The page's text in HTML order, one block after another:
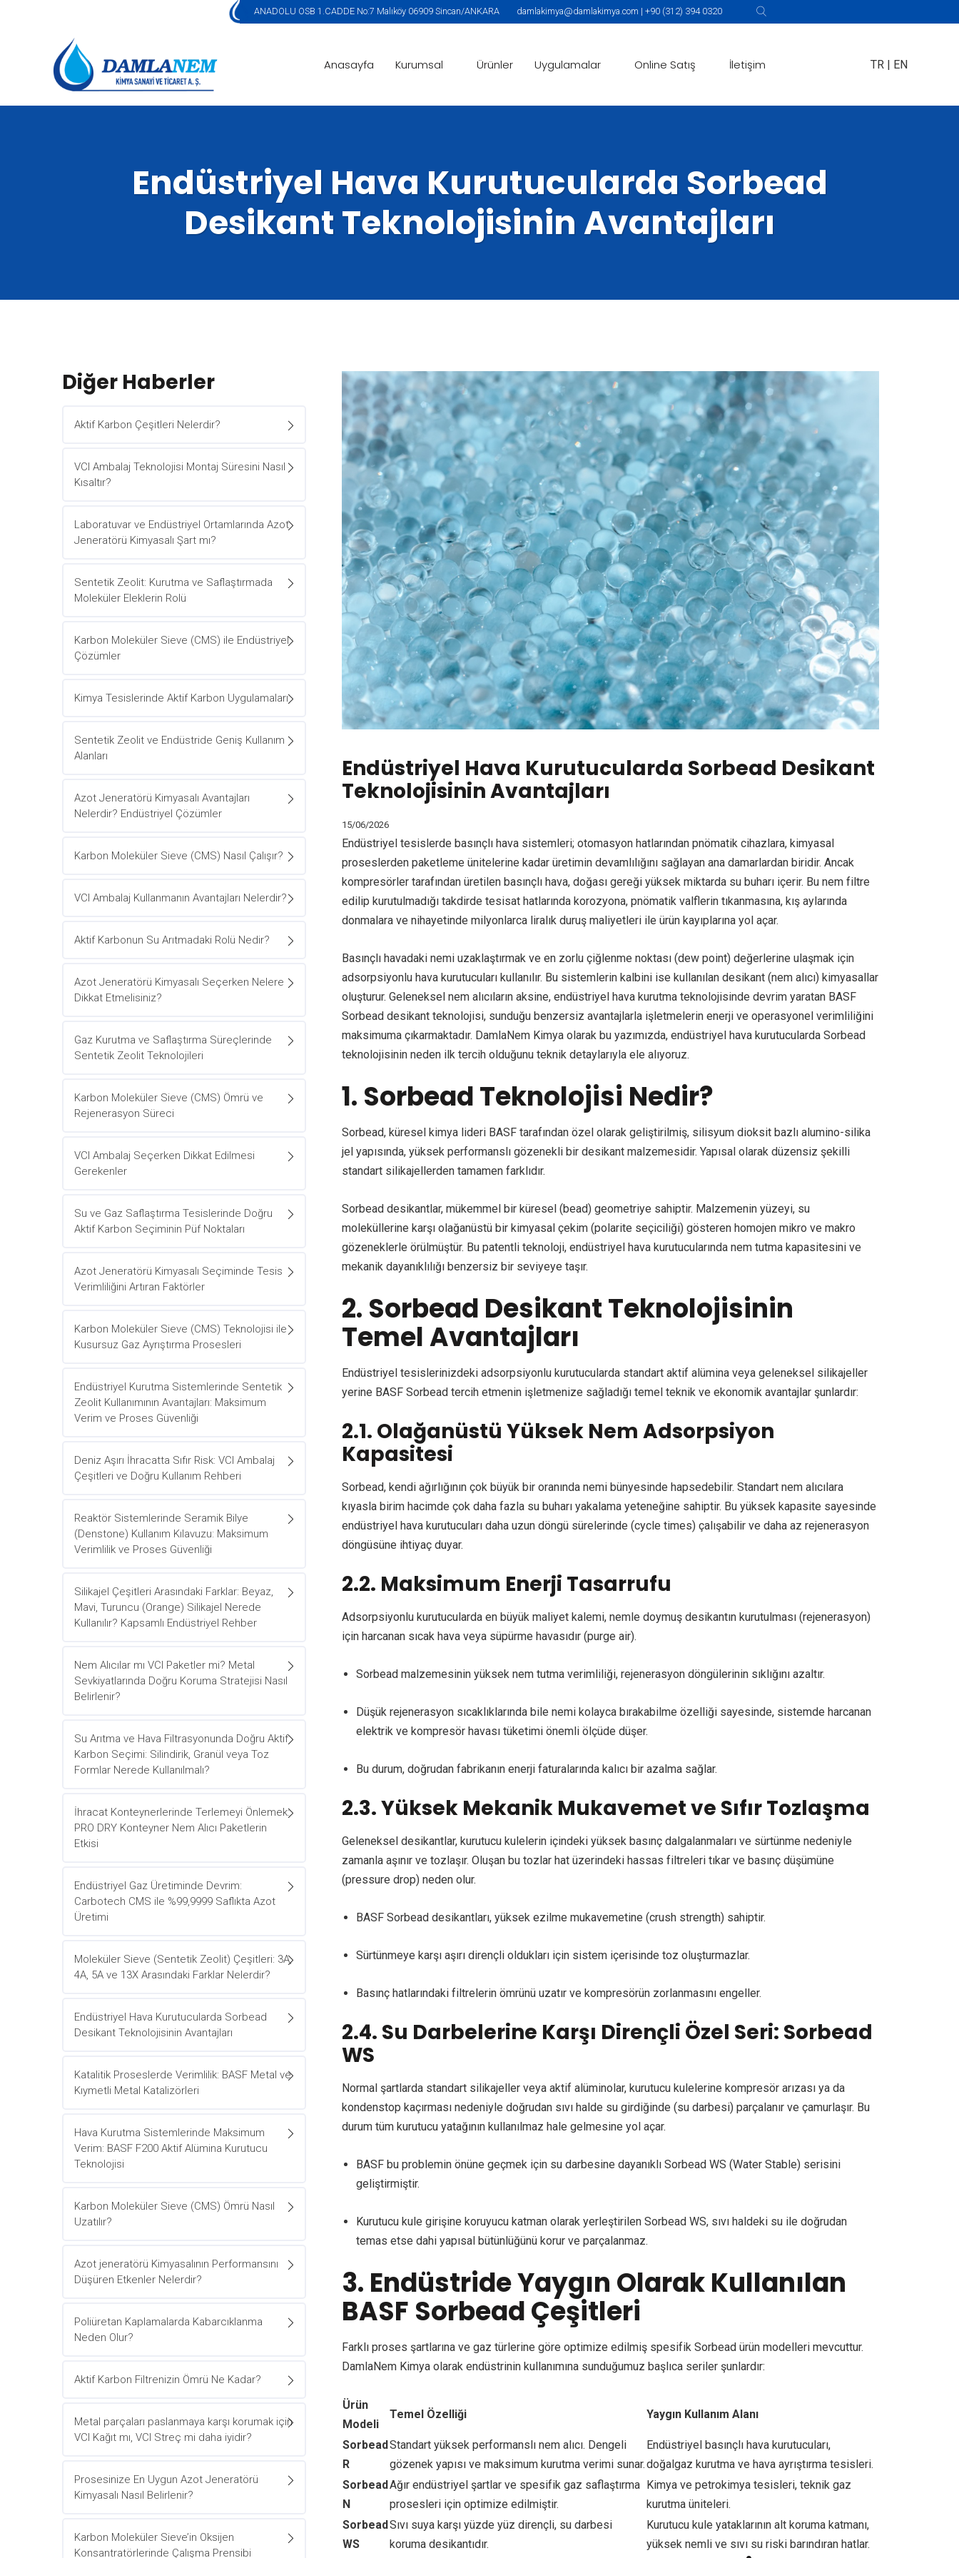
ANADOLU OSB 1.CADDE No:7 Malıköy 06909 Sincan/ANKARA damlakimya@damlakimya.com | +90 (312) 394 0320
Anasayfa Kurumsal Ürünler Uygulamalar Online Satış İletişim TR| EN
Endüstriyel Hava Kurutucularda Sorbead
Desikant Teknolojisinin Avantajları
Diğer Haberler
Aktif Karbon Çeşitleri Nelerdir?
VCI Ambalaj Teknolojisi Montaj Süresini Nasıl
Kısaltır?
Laboratuvar ve Endüstriyel Ortamlarında Azot
Jeneratörü Kimyasalı Şart mı?
Sentetik Zeolit: Kurutma ve Saflaştırmada
Moleküler Eleklerin Rolü
Karbon Moleküler Sieve (CMS) ile Endüstriyel
Çözümler
Kimya Tesislerinde Aktif Karbon Uygulamaları
Sentetik Zeolit ve Endüstride Geniş Kullanım
Alanları
Azot Jeneratörü Kimyasalı Avantajları
Nelerdir? Endüstriyel Çözümler
Karbon Moleküler Sieve (CMS) Nasıl Çalışır?
VCI Ambalaj Kullanmanın Avantajları Nelerdir?
Aktif Karbonun Su Arıtmadaki Rolü Nedir?
Azot Jeneratörü Kimyasalı Seçerken Nelere
Dikkat Etmelisiniz?
Gaz Kurutma ve Saflaştırma Süreçlerinde
Sentetik Zeolit Teknolojileri
Karbon Moleküler Sieve (CMS) Ömrü ve
Rejenerasyon Süreci
VCI Ambalaj Seçerken Dikkat Edilmesi
Gerekenler
Su ve Gaz Saflaştırma Tesislerinde Doğru
Aktif Karbon Seçiminin Püf Noktaları
Azot Jeneratörü Kimyasalı Seçiminde Tesis
Verimliliğini Artıran Faktörler
Karbon Moleküler Sieve (CMS) Teknolojisi ile
Kusursuz Gaz Ayrıştırma Prosesleri
Endüstriyel Kurutma Sistemlerinde Sentetik
Zeolit Kullanımının Avantajları: Maksimum
Verim ve Proses Güvenliği
Deniz Aşırı İhracatta Sıfır Risk: VCI Ambalaj
Çeşitleri ve Doğru Kullanım Rehberi
Reaktör Sistemlerinde Seramik Bilye
(Denstone) Kullanım Kılavuzu: Maksimum
Verimlilik ve Proses Güvenliği
Silikajel Çeşitleri Arasındaki Farklar: Beyaz,
Mavi, Turuncu (Orange) Silikajel Nerede
Kullanılır? Kapsamlı Endüstriyel Rehber
Nem Alıcılar mı VCI Paketler mi? Metal
Sevkiyatlarında Doğru Koruma Stratejisi Nasıl
Belirlenir?
Su Arıtma ve Hava Filtrasyonunda Doğru Aktif
Karbon Seçimi: Silindirik, Granül veya Toz
Formlar Nerede Kullanılmalı?
İhracat Konteynerlerinde Terlemeyi Önlemek:
PRO DRY Konteyner Nem Alıcı Paketlerin
Etkisi
Endüstriyel Gaz Üretiminde Devrim:
Carbotech CMS ile %99,9999 Saflıkta Azot
Üretimi
Moleküler Sieve (Sentetik Zeolit) Çeşitleri: 3A,
4A, 5A ve 13X Arasındaki Farklar Nelerdir?
Endüstriyel Hava Kurutucularda Sorbead
Desikant Teknolojisinin Avantajları
Katalitik Proseslerde Verimlilik: BASF Metal ve
Kıymetli Metal Katalizörleri
Hava Kurutma Sistemlerinde Maksimum
Verim: BASF F200 Aktif Alümina Kurutucu
Teknolojisi
Karbon Moleküler Sieve (CMS) Ömrü Nasıl
Uzatılır?
Azot jeneratörü Kimyasalının Performansını
Düşüren Etkenler Nelerdir?
Poliüretan Kaplamalarda Kabarcıklanma
Neden Olur?
Aktif Karbon Filtrenizin Ömrü Ne Kadar?
Metal parçaları paslanmaya karşı korumak için
VCI Kağıt mı, VCI Streç mi daha iyidir?
Prosesinize En Uygun Azot Jeneratörü
Kimyasalı Nasıl Belirlenir?
Karbon Moleküler Sieve’in Oksijen
Konsantratörlerinde Çalışma Prensibi
Endüstriyel Hava Kurutucularda Sorbead Desikant
Teknolojisinin Avantajları
15/06/2026
Endüstriyel tesislerde basınçlı hava sistemleri; otomasyon hatlarından pnömatik cihazlara, kimyasal
proseslerden paketleme ünitelerine kadar üretimin devamlılığını sağlayan ana damarlardan biridir. Ancak
kompresörler tarafından üretilen basınçlı hava, doğası gereği yüksek miktarda su buharı içerir. Bu nem filtre
edilip kurutulmadığı takdirde tesisat hatlarında korozyona, pnömatik valflerin tıkanmasına, kış aylarında
donmalara ve nihayetinde milyonlarca liralık duruş maliyetleri ile ürün kayıplarına yol açar.
Basınçlı havadaki nemi uzaklaştırmak ve en zorlu çiğlenme noktası (dew point) değerlerine ulaşmak için
adsorpsiyonlu hava kurutucuları kullanılır. Bu sistemlerin kalbini ise kullanılan desikant (nem alıcı) kimyasallar
oluşturur. Geleneksel nem alıcıların aksine, endüstriyel hava kurutma teknolojisinde devrim yaratan BASF
Sorbead desikant teknolojisi, sunduğu benzersiz avantajlarla işletmelerin enerji ve operasyonel verimliliğini
maksimuma çıkarmaktadır. DamlaNem Kimya olarak bu yazımızda, endüstriyel hava kurutucularda Sorbead
teknolojisinin neden ilk tercih olduğunu teknik detaylarıyla ele alıyoruz.
1. Sorbead Teknolojisi Nedir?
Sorbead, küresel kimya lideri BASF tarafından özel olarak geliştirilmiş, silisyum dioksit bazlı alumino-silika
jel yapısında, yüksek performanslı gözenekli bir desikant malzemesidir. Yapısal olarak düzensiz şekilli
standart silikajellerden tamamen farklıdır.
Sorbead desikantlar, mükemmel bir küresel (bead) geometriye sahiptir. Malzemenin yüzeyi, su
moleküllerine karşı olağanüstü bir kimyasal çekim (polarite seçiciliği) gösteren homojen mikro ve makro
gözeneklerle örülmüştür. Bu patentli teknoloji, endüstriyel hava kurutucularında nem tutma kapasitesini ve
mekanik dayanıklılığı benzersiz bir seviyeye taşır.
2. Sorbead Desikant Teknolojisinin
Temel Avantajları
Endüstriyel tesislerinizdeki adsorpsiyonlu kurutucularda standart aktif alümina veya geleneksel silikajeller
yerine BASF Sorbead tercih etmenin işletmenize sağladığı temel teknik ve ekonomik avantajlar şunlardır:
2.1. Olağanüstü Yüksek Nem Adsorpsiyon
Kapasitesi
Sorbead, kendi ağırlığının çok büyük bir oranında nemi bünyesinde hapsedebilir. Standart nem alıcılara
kıyasla birim hacimde çok daha fazla su buharı yakalama yeteneğine sahiptir. Bu yüksek kapasite sayesinde
endüstriyel hava kurutucuları daha uzun döngü sürelerinde (cycle times) çalışabilir ve daha az rejenerasyon
döngüsüne ihtiyaç duyar.
2.2. Maksimum Enerji Tasarrufu
Adsorpsiyonlu kurutucularda en büyük maliyet kalemi, nemle doymuş desikantın kurutulması (rejenerasyon)
için harcanan sıcak hava veya süpürme havasıdır (purge air).
Sorbead malzemesinin yüksek nem tutma verimliliği, rejenerasyon döngülerinin sıklığını azaltır.
Düşük rejenerasyon sıcaklıklarında bile nemi kolayca bırakabilme özelliği sayesinde, sistemde harcanan
elektrik ve kompresör havası tüketimi önemli ölçüde düşer.
Bu durum, doğrudan fabrikanın enerji faturalarında kalıcı bir azalma sağlar.
2.3. Yüksek Mekanik Mukavemet ve Sıfır Tozlaşma
Geleneksel desikantlar, kurutucu kulelerin içindeki yüksek basınç dalgalanmaları ve sürtünme nedeniyle
zamanla aşınır ve tozlaşır. Oluşan bu tozlar hat üzerindeki hassas filtreleri tıkar ve basınç düşümüne
(pressure drop) neden olur.
BASF Sorbead desikantları, yüksek ezilme mukavemetine (crush strength) sahiptir.
Sürtünmeye karşı aşırı dirençli oldukları için sistem içerisinde toz oluşturmazlar.
Basınç hatlarındaki filtrelerin ömrünü uzatır ve kompresörün zorlanmasını engeller.
2.4. Su Darbelerine Karşı Dirençli Özel Seri: Sorbead
WS
Normal şartlarda standart silikajeller veya aktif alüminolar, kurutucu kulelerine kompresör arızası ya da
kondenstop kaçırması nedeniyle doğrudan sıvı halde su girdiğinde (su darbesi) parçalanır ve çamurlaşır. Bu
durum tüm kurutucu yatağının kullanılmaz hale gelmesine yol açar.
BASF bu problemin önüne geçmek için su darbesine dayanıklı Sorbead WS (Water Stable) serisini
geliştirmiştir.
Kurutucu kule girişine koruyucu katman olarak yerleştirilen Sorbead WS, sıvı haldeki su ile doğrudan
temas etse dahi yapısal bütünlüğünü korur ve parçalanmaz.
3. Endüstride Yaygın Olarak Kullanılan
BASF Sorbead Çeşitleri
Farklı proses şartlarına ve gaz türlerine göre optimize edilmiş spesifik Sorbead ürün modelleri mevcuttur.
DamlaNem Kimya olarak endüstrinin kullanımına sunduğumuz başlıca seriler şunlardır:
Ürün
Modeli
Temel Özelliği Yaygın Kullanım Alanı
Sorbead
R
Standart yüksek performanslı nem alıcı. Dengeli
gözenek yapısı ve maksimum kurutma verimi sunar.
Endüstriyel basınçlı hava kurutucuları,
doğalgaz kurutma ve hava ayrıştırma tesisleri.
Sorbead
N
Ağır endüstriyel şartlar ve spesifik gaz saflaştırma
prosesleri için optimize edilmiştir.
Kimya ve petrokimya tesisleri, teknik gaz
kurutma üniteleri.
Sorbead
WS
Sıvı suya karşı yüzde yüz dirençli, su darbesi
koruma desikantıdır.
Kurutucu kule yataklarının alt koruma katmanı,
yüksek nemli ve sıvı su riski barındıran hatlar.